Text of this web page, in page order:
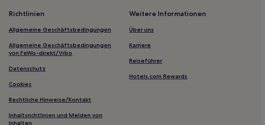
Richtlinien
Allgemeine Geschäftsbedingungen
Allgemeine Geschäftsbedingungen
von FeWo-direkt/Vrbo
Datenschutz
Cookies
Rechtliche Hinweise/Kontakt
Inhaltsrichtlinien und Melden von
Inhalten
Weitere Informationen
Über uns
Karriere
Reiseführer
Hotels.com Rewards